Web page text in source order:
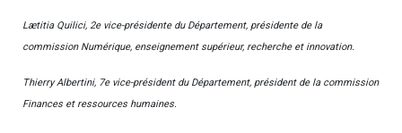
Lætitia Quilici, 2e vice-présidente du Département, présidente de la
commission Numérique, enseignement supérieur, recherche et innovation.
Thierry Albertini, 7e vice-président du Département, président de la commission
Finances et ressources humaines.